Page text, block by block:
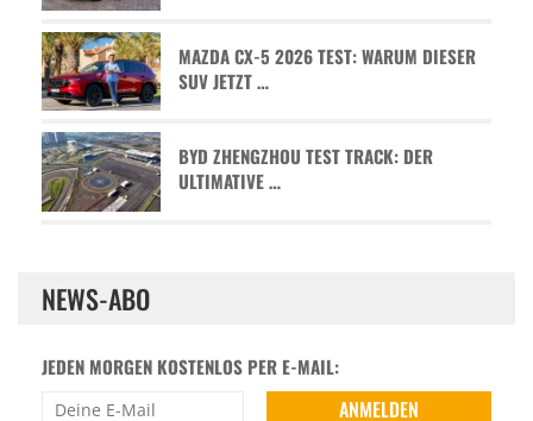
MAZDA CX-5 2026 TEST: WARUM DIESER
SUV JETZT …
BYD ZHENGZHOU TEST TRACK: DER
ULTIMATIVE …
NEWS-ABO
JEDEN MORGEN KOSTENLOS PER E-MAIL: